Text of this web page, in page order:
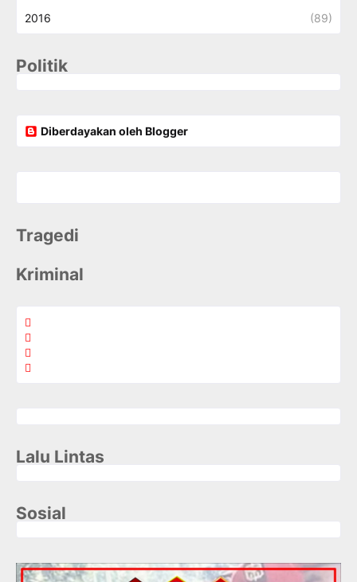
2016 (89)
Politik
Diberdayakan oleh Blogger
Tragedi
Kriminal
Lalu Lintas
Sosial